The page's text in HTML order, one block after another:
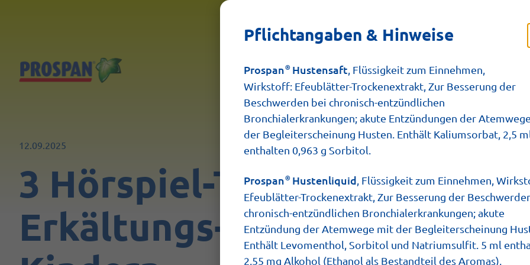
Produkte Husten Magazin Über Prospan
12.09.2025
3 Hörspiel-Tipps gegen
Erkältungs-Langeweile bei
Pflichtangaben & Hinweise
Prospan® Hustensaft , Flüssigkeit zum Einnehmen,
Wirkstoff: Efeublätter-Trockenextrakt, Zur Besserung der
Beschwerden bei chronisch-entzündlichen
Bronchialerkrankungen; akute Entzündungen der
der Begleiterscheinung Husten. Enthält Kaliumsorbat, 2,5
enthalten 0,963 g Sorbitol.
Prospan® Hustenliquid , Flüssigkeit zum Einnehmen,
Efeublätter-Trockenextrakt, Zur Besserung der
chronisch-entzündlichen Bronchialerkrankungen; akute
Entzündung der Atemwege mit der Begleiterscheinung
Enthält Levomenthol, Sorbitol und Natriumsulfit. 5 ml
2,55 mg Alkohol (Ethanol als Bestandteil des Aromas),